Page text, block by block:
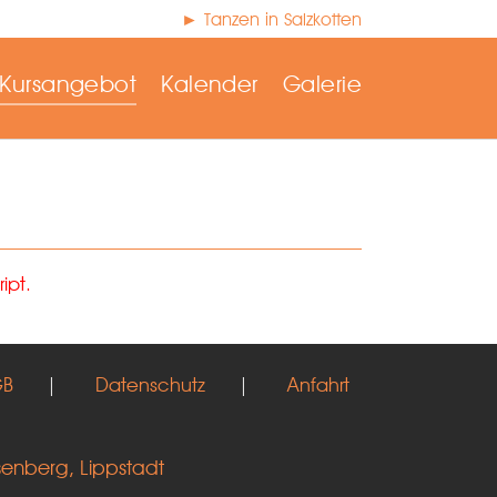
► Tanzen in Salzkotten
Kursangebot Kalender Galerie
| Datenschutz | Anfahrt
Lippstadt